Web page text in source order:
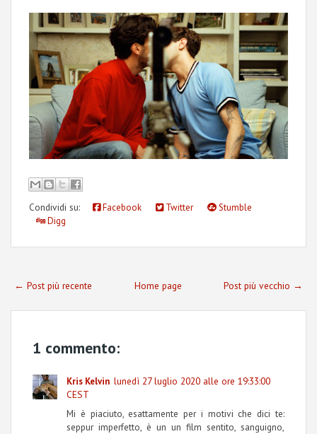
Condividi su: Facebook Twitter
Stumble
Digg
← Post più recente Post più vecchio →
Home page
1 commento:
Kris Kelvin lunedì 27 luglio 2020 alle ore 19:33:00
CEST
Mi è piaciuto, esattamente per i motivi che dici te:
seppur imperfetto, è un un film sentito, sanguigno,